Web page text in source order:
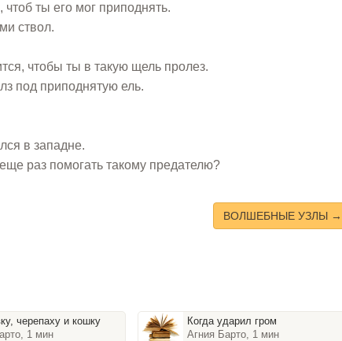
ты его мог приподнять.
ствол.
чтобы ты в такую щель пролез.
под приподнятую ель.
в западне.
раз помогать такому предателю?
ВОЛШЕБНЫЕ УЗЛЫ →
черепаху и кошку
1 мин
Когда ударил гром
Агния Барто, 1 мин